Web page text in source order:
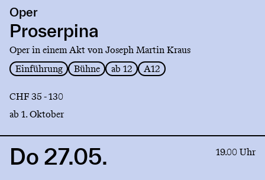
Proserpina
Oper
Proserpina
Oper in einem Akt von Joseph Martin Kraus
Einführung
Bühne ab 12 A12
CHF 35 - 130
ab 1. Oktober
LinkDo 27.05. 19.00 Uhr